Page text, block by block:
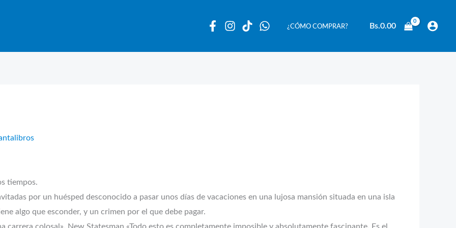
¿CÓMO COMPRAR? Bs.0.00
tiempos.
por un huésped desconocido a pasar unos días de vacaciones en una lujosa mansión situada en una isla
algo que esconder, y un crimen por el que debe pagar.